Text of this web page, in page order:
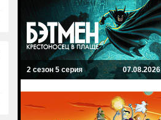
2 сезон 5 серия 07.08.2026